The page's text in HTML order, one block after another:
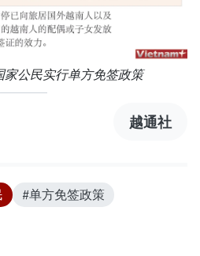
家公民实行单方免签政策
越通社
#单方免签政策